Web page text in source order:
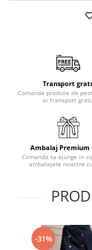
Transport
Comanda produse de
ai transport
Ambalaj Premium
Comanda ta ajunge in
ambalajele noastre
-31%